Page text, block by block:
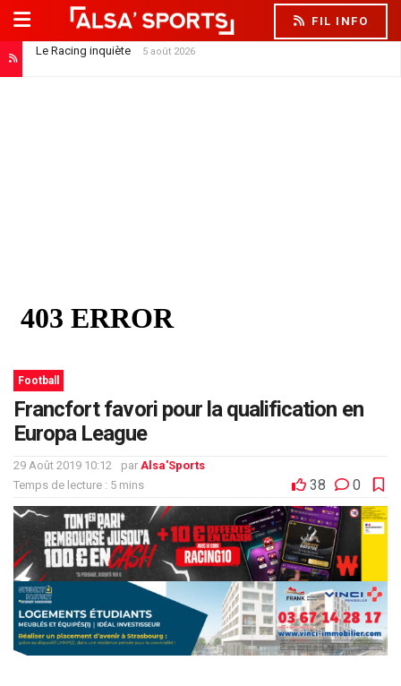
FIL INFO
Hugo Oliveira : « Dîtes aux supporters de ne pas s’inquiéter »
Football
Francfort favori pour la qualification en
Europa League
29 Août 2019 10:12 par Alsa'Sports
Temps de lecture : 5 mins
38 0